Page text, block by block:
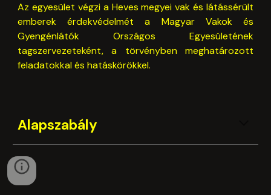
Az egyesület végzi a Heves megyei vak és látássérült
emberek érdekvédelmét a Magyar Vakok és
Gyengénlátók Országos Egyesületének
tagszervezeteként, a törvényben meghatározott
feladatokkal és hatáskörökkel.
Alapszabály